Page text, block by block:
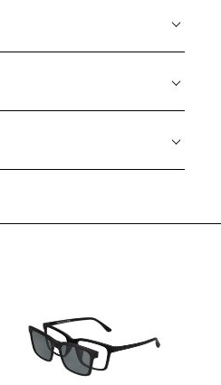
ェリントンやスクエアだと形が
程よい丸みとシャープさで顔な
ト♪
ドのクラウンパウント。
お顔の印象を引き締め、小顔効
いただけます。
を確認するには？
料金を知りたい方へ
、定期的な視力測定をおす
＞
て、